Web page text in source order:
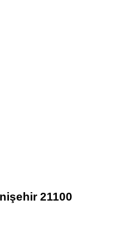
21100